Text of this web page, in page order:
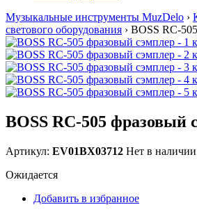
Музыкальные инструменты MuzDelo ›
светового оборудования › BOSS RC-
BOSS RC-505 фразовый
Артикул: EV01BX03712 Нет в наличии
Ожидается
Добавить в избранное